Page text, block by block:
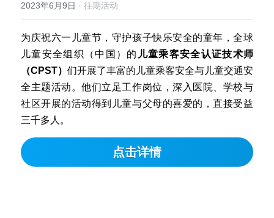
2023年6月9日 · 往期活动
为庆祝六一儿童节，守护孩子快乐安全的童年，全球
儿童安全组织（中国）的 儿童乘客安全认证技术师
（CPST） 们开展了丰富的儿童乘客安全与儿童交通安
全主题活动。他们立足工作岗位，深入医院、学校与
社区开展的活动得到儿童与父母的喜爱的，直接受益
三千多人。
点击详情